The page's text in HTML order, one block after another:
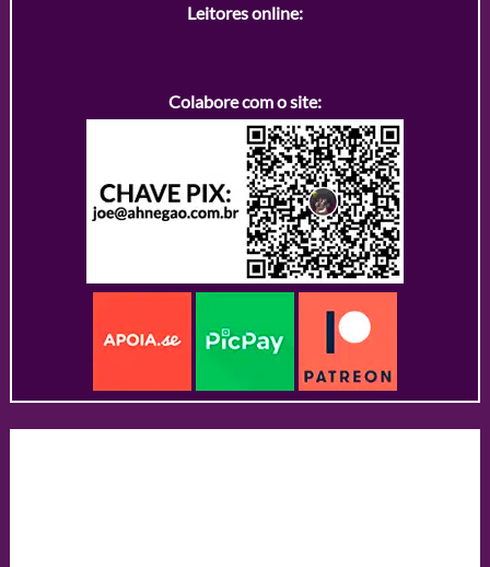
Leitores online:
Colabore com o site: